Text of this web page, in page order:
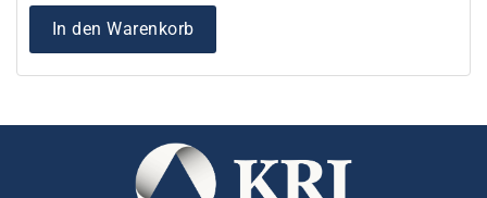
In den Warenkorb